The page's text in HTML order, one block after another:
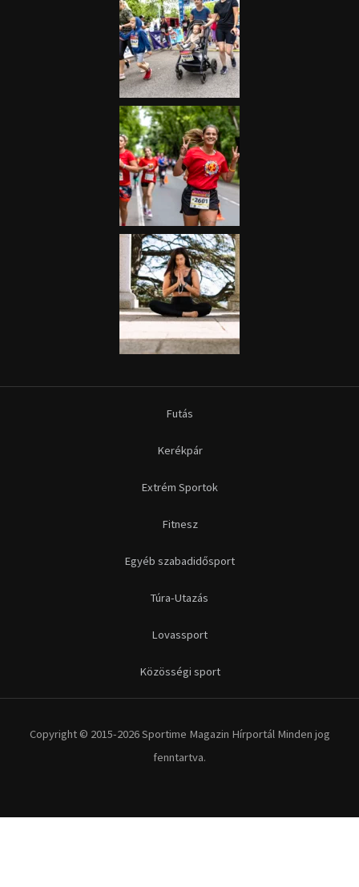
Futás
Kerékpár
Extrém Sportok
Fitnesz
Egyéb szabadidősport
Túra-Utazás
Lovassport
Közösségi sport
Copyright © 2015-2026 Sportime Magazin Hírportál Minden jog
fenntartva.